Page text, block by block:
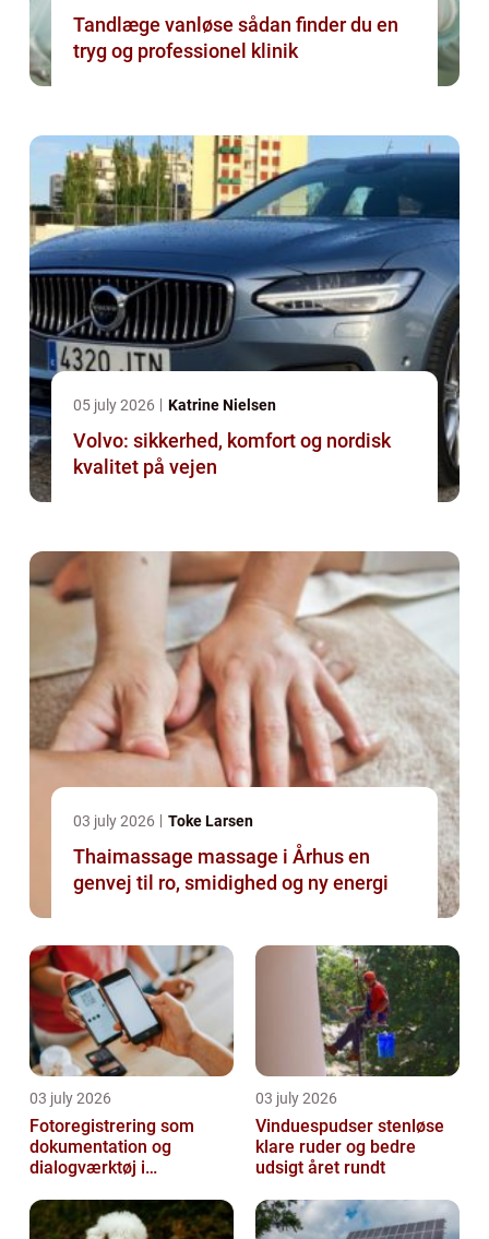
Tandlæge vanløse sådan finder du en
tryg og professionel klinik
05 july 2026 Katrine Nielsen
Volvo: sikkerhed, komfort og nordisk
kvalitet på vejen
03 july 2026 Toke Larsen
Thaimassage massage i Århus en
genvej til ro, smidighed og ny energi
03 july 2026
Fotoregistrering som
dokumentation og
dialogværktøj i
03 july 2026
Vinduespudser stenløse
klare ruder og bedre
udsigt året rundt